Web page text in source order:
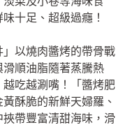
十足、超級過癮！
以燒肉醬烤的帶骨戰
順油脂隨著蒸騰熱
吃越涮嘴！「醬烤肥
酥脆的新鮮天婦羅、
帶豐富清甜海味，滑